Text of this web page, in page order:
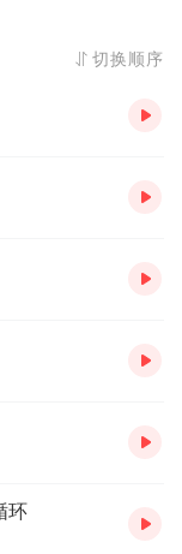
切换顺序
环